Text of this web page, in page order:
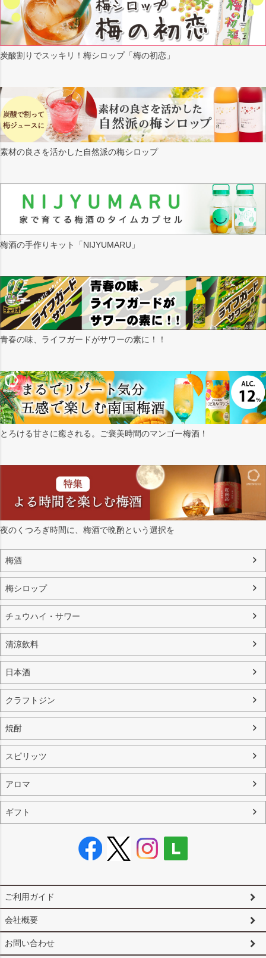
炭酸割りでスッキリ！梅シロップ「梅の初恋」
素材の良さを活かした自然派の梅シロップ
梅酒の手作りキット「NIJYUMARU」
青春の味、ライフガードがサワーの素に！！
とろける甘さに癒される。ご褒美時間のマンゴー梅酒！
夜のくつろぎ時間に、梅酒で晩酌という選択を
梅酒
梅シロップ
チュウハイ・サワー
清涼飲料
日本酒
クラフトジン
焼酎
スピリッツ
アロマ
ギフト
ご利用ガイド
会社概要
お問い合わせ